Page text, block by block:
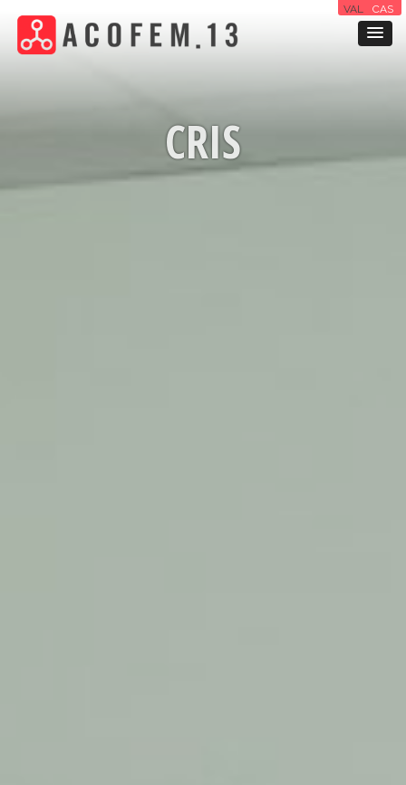
VAL CAS
CRIS